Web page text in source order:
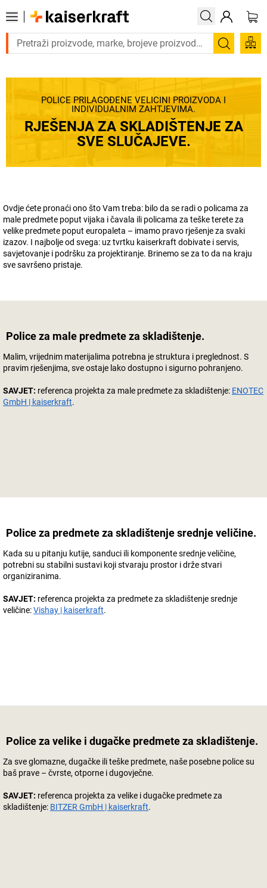
Trebate proizvod hitno? Pogledajte našu ponudu
POLICE PRILAGOĐENE VELIČINI PROIZVODA I
INDIVIDUALNIM ZAHTJEVIMA.
RJEŠENJA ZA SKLADIŠTENJE ZA
SVE SLUČAJEVE.
Ovdje ćete pronaći ono što Vam treba: bilo da se radi o policama za
male predmete poput vijaka i čavala ili policama za teške terete za
velike predmete poput europaleta – imamo pravo rješenje za svaki
izazov. I najbolje od svega: uz tvrtku kaiserkraft dobivate i servis,
savjetovanje i podršku za projektiranje. Brinemo se za to da na kraju
sve savršeno pristaje.
Police za male predmete za skladištenje.
Malim, vrijednim materijalima potrebna je struktura i preglednost. S
pravim rješenjima, sve ostaje lako dostupno i sigurno pohranjeno.
SAVJET: referenca projekta za male predmete za skladištenje: ENOTEC
GmbH | kaiserkraft.
Police za predmete za skladištenje srednje veličine.
Kada su u pitanju kutije, sanduci ili komponente srednje veličine,
potrebni su stabilni sustavi koji stvaraju prostor i drže stvari
organiziranima.
SAVJET: referenca projekta za predmete za skladištenje srednje
veličine:Vishay | kaiserkraft.
Police za velike i dugačke predmete za skladištenje.
Za sve glomazne, dugačke ili teške predmete, naše posebne police su
baš prave – čvrste, otporne i dugovječne.
SAVJET: referenca projekta za velike i dugačke predmete za
skladištenje: BITZER GmbH | kaiserkraft.